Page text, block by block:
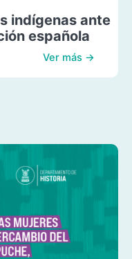
indígenas ante
española
Ver más →